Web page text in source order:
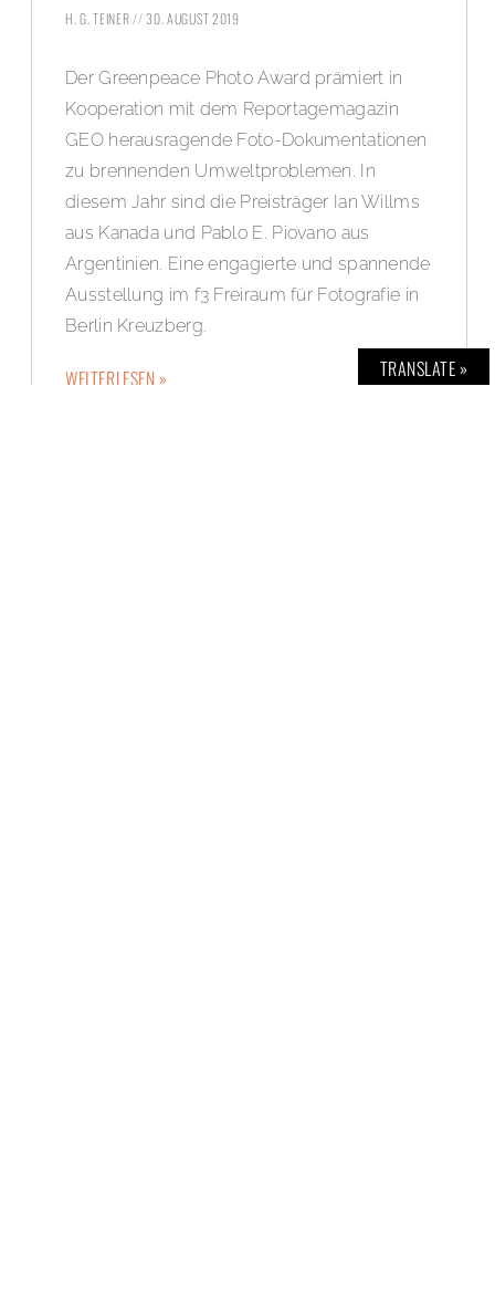
H. G. TEINER 30. AUGUST 2019
Der Greenpeace Photo Award prämiert in
Kooperation mit dem Reportagemagazin
GEO herausragende Foto-Dokumentationen
zu brennenden Umweltproblemen. In
diesem Jahr sind die Preisträger Ian Willms
aus Kanada und Pablo E. Piovano aus
Argentinien. Eine engagierte und spannende
Ausstellung im f3 Freiraum für Fotografie in
Berlin Kreuzberg.
WEITERLESEN » TRANSLATE »